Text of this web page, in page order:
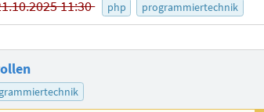
11:30 php programmiertechnik